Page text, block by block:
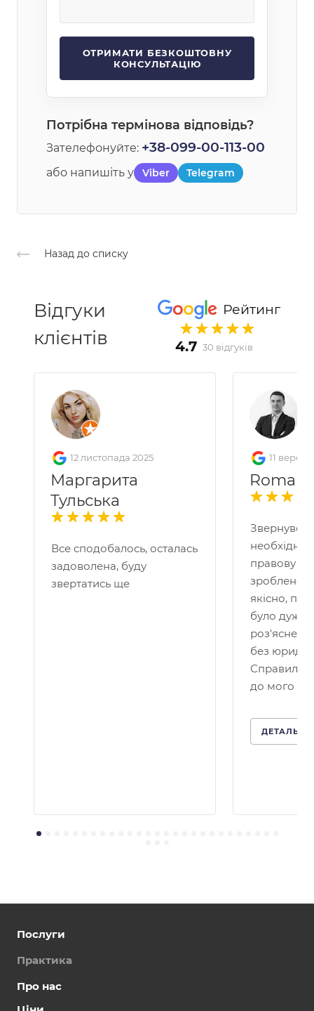
Потрібна термінова відповідь?
Зателефонуйте: +38-099-00-113-00
або напишіть у Viber Telegram
Назад до списку
Рейтинг
4.7 30 відгуків
Відгуки
клієнтів
12 листопада 2025
Маргарита
Тульська
Все сподобалось, осталась
задоволена, буду
звертатись ще
11
Roman
Звернувся
правову
зроблено
якісно,
було дуже
роз'яснено
без
Справило
до мого
Послуги
Практика
Про нас